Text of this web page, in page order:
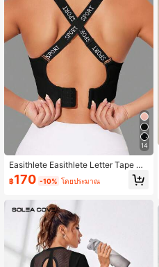
14
Easithlete Easithlete Letter Tape Pa
nel Crisscross Back สปอร์ตบรา
฿170 -10% โดยประมาณ